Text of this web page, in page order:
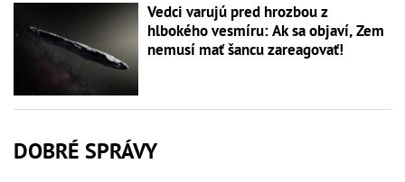
Vedci varujú pred hrozbou z
hlbokého vesmíru: Ak sa objaví, Zem
nemusí mať šancu zareagovať!
DOBRÉ SPRÁVY